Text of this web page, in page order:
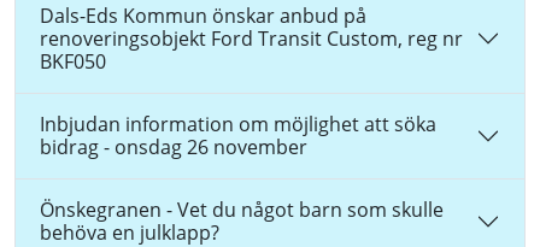
Dals-Eds Kommun önskar anbud på
renoveringsobjekt Ford Transit Custom, reg nr
BKF050
Inbjudan information om möjlighet att söka
bidrag - onsdag 26 november
Önskegranen - Vet du något barn som skulle
behöva en julklapp?